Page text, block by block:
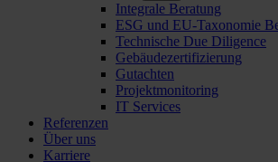
Integrale Beratung
ESG und EU-Taxonomie
Technische Due Diligence
Gebäudezertifizierung
Gutachten
Projektmonitoring
IT Services
Referenzen
Über uns
Karriere